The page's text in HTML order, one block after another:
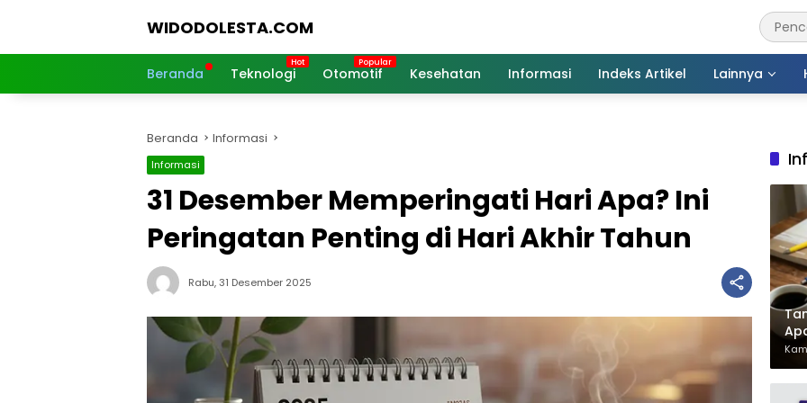
WIDODOLESTA.COM
dan
Terkini
Beranda Teknologi Otomotif Kesehatan Informasi Indeks Artikel Lainnya
Beranda Informasi
Informasi
31 Desember Memperingati Hari Apa? Ini
Peringatan Penting di Hari Akhir Tahun
Rabu, 31 Desember 2025